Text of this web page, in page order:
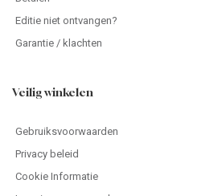
Editie niet ontvangen?
Garantie / klachten
Veilig winkelen
Gebruiksvoorwaarden
Privacy beleid
Cookie Informatie